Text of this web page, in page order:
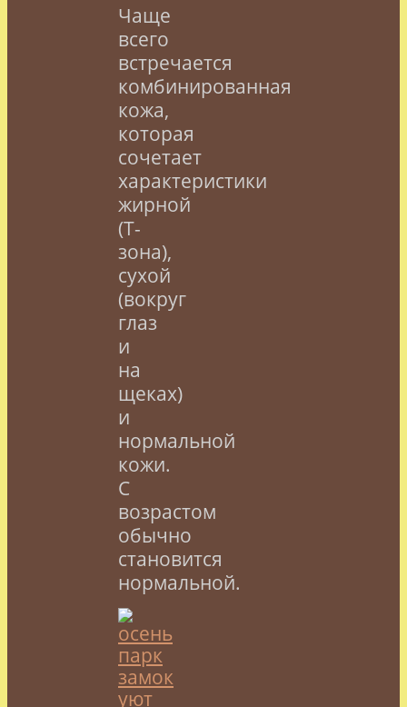
Чаще
всего
встречается
комбинированная
кожа,
которая
сочетает
характеристики
жирной
(Т-
зона),
сухой
(вокруг
глаз
и
на
щеках)
и
нормальной
кожи.
С
возрастом
обычно
становится
нормальной.